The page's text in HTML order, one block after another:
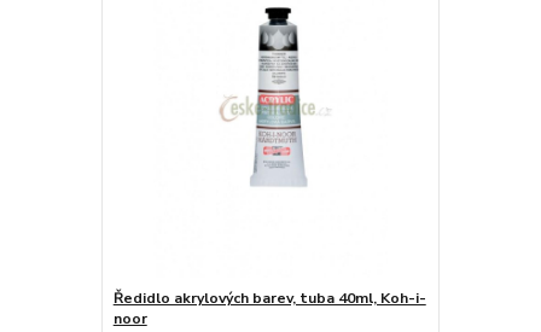
Ředidlo akrylových barev, tuba 40ml, Koh-i-
noor